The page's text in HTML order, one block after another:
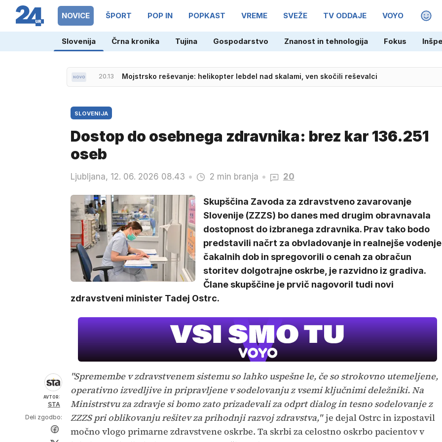
NOVICE ŠPORT POP IN POPKAST VREME SVEŽE TV ODDAJE VOYO
Slovenija Črna kronika Tujina Gospodarstvo Znanost in tehnologija Fokus
20.13 Mojstrsko reševanje: helikopter lebdel nad skalami, ven skočili reševalci
SLOVENIJA
Dostop do osebnega zdravnika: brez kar 136.251
oseb
Ljubljana, 12. 06. 2026 08.43 2 min branja 20
Skupščina Zavoda za zdravstveno zavarovanje
Slovenije (ZZZS) bo danes med drugim obravnavala
dostopnost do izbranega zdravnika. Prav tako bodo
predstavili načrt za obvladovanje in realnejše vodenje
čakalnih dob in spregovorili o cenah za obračun
storitev dolgotrajne oskrbe, je razvidno iz gradiva.
Člane skupščine je prvič nagovoril tudi novi
zdravstveni minister Tadej Ostrc.
AVTOR:
STA
Deli zgodbo:
"Spremembe v zdravstvenem sistemu so lahko uspešne le, če so strokovno utemeljene,
operativno izvedljive in pripravljene v sodelovanju z vsemi ključnimi deležniki. Na
Ministrstvu za zdravje si bomo zato prizadevali za odprt dialog in tesno sodelovanje z
ZZZS pri oblikovanju rešitev za prihodnji razvoj zdravstva,"je dejal Ostrc in izpostavil
močno vlogo primarne zdravstvene oskrbe. Ta skrbi za celostno oskrbo pacientov v